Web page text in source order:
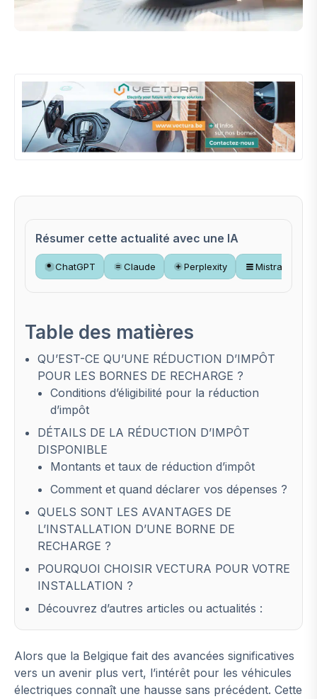
Résumer cette actualité avec une IA
ChatGPT Claude Perplexity Mistral
Table des matières
QU’EST-CE QU’UNE RÉDUCTION D’IMPÔT
POUR LES BORNES DE RECHARGE ?
Conditions d’éligibilité pour la réduction
d’impôt
DÉTAILS DE LA RÉDUCTION D’IMPÔT
DISPONIBLE
Montants et taux de réduction d’impôt
Comment et quand déclarer vos dépenses ?
QUELS SONT LES AVANTAGES DE
L’INSTALLATION D’UNE BORNE DE
RECHARGE ?
POURQUOI CHOISIR VECTURA POUR VOTRE
INSTALLATION ?
Découvrez d’autres articles ou actualités :
Alors que la Belgique fait des avancées significatives
vers un avenir plus vert, l’intérêt pour les véhicules
électriques connaît une hausse sans précédent. Cette